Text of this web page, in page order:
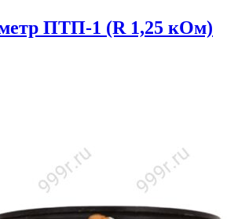
ПТП-1 (R 1,25 кОм)